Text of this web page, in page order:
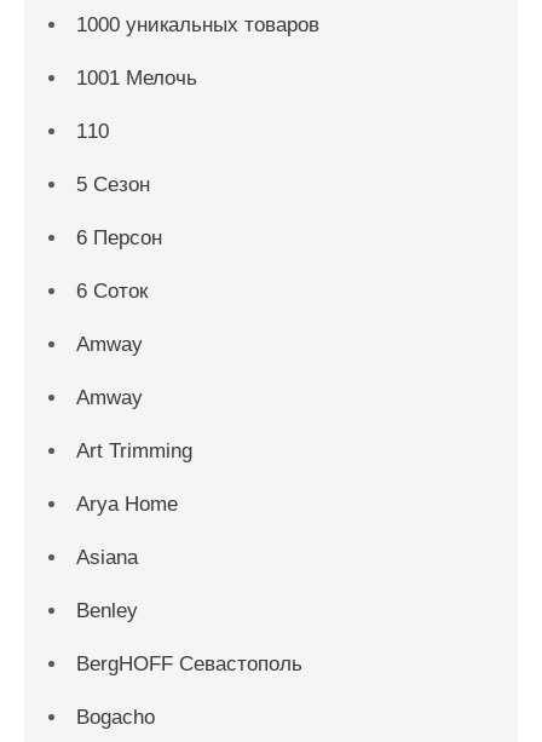
1000 уникальных товаров
1001 Мелочь
110
5 Сезон
6 Персон
6 Соток
Amway
Amway
Art Trimming
Arya Home
Asiana
Benley
BergHOFF Севастополь
Bogacho